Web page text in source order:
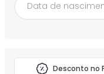
Desconto no